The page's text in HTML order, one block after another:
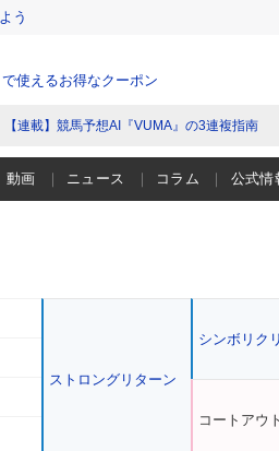
う
使えるお得なクーポン
【連載】競馬予想AI『VUMA』の3連複指南
動画 ニュース コラム 公式情
ストロングリターン
シンボリク
コートアウト